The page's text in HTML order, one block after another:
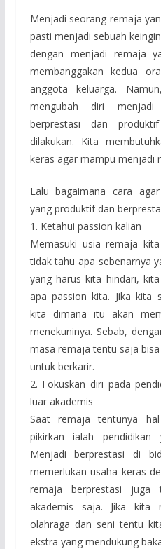
Menjadi seorang remaja
pasti menjadi sebuah
dengan menjadi remaja
membanggakan kedua
anggota keluarga.
mengubah diri
berprestasi dan
dilakukan. Kita
keras agar mampu menjadi
Lalu bagaimana cara
yang produktif dan
1. Ketahui passion kalian
Memasuki usia remaja
tidak tahu apa sebenarnya
yang harus kita hindari,
apa passion kita. Jika kita
kita dimana itu akan
menekuninya. Sebab,
masa remaja tentu saja
untuk berkarir.
2. Fokuskan diri pada
luar akademis
Saat remaja tentunya
pikirkan ialah
Menjadi berprestasi di
memerlukan usaha keras
remaja berprestasi juga
akademis saja. Jika kita
olahraga dan seni tentu
ekstra yang mendukung